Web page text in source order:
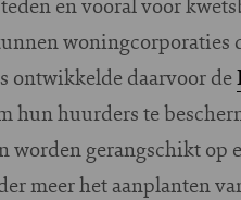
woningcorporaties
ontwikkelde daarvoor de
hun huurders te
worden gerangschikt op
meer het aanplanten